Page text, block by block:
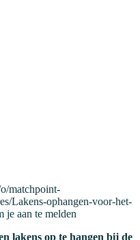
matchpoint-
Lakens-ophangen-voor-het-
je aan te melden
lakens op te hangen bij de